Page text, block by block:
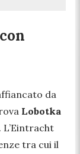
da
Lobotka
. L’Eintracht
tra cui il